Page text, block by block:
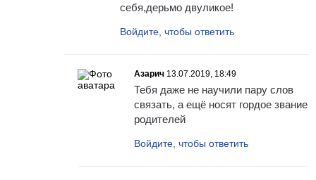
себя,дерьмо двуликое!
Войдите, чтобы ответить
Азарич 13.07.2019, 18:49
Тебя даже не научили пару слов
связать, а ещё носят гордое звание
родителей
Войдите, чтобы ответить